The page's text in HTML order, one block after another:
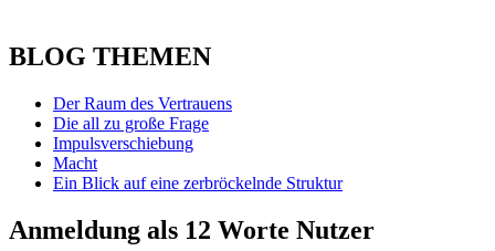
BLOG THEMEN
Der Raum des Vertrauens
Die all zu große Frage
Impulsverschiebung
Macht
Ein Blick auf eine zerbröckelnde Struktur
Anmeldung als 12 Worte Nutzer